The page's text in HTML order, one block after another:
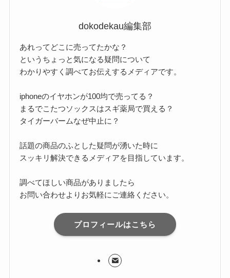
dokodekau編集部
あれってどこに売ってたかな？
というちょっと気になる疑問について
わかりやすく調べてお伝えするメディアです。
iphoneのイヤホンが100均で売ってる？
まるでこたつソックスはスギ薬局で買える？
タイガーバームなぜ中止に？
話題の商品のふとした疑問が湧いた時に
スッキリ解決できるメディアを目指しています。
調べてほしい商品がありましたら
お問い合わせよりお気軽にご連絡ください。
プロフィールはこちら